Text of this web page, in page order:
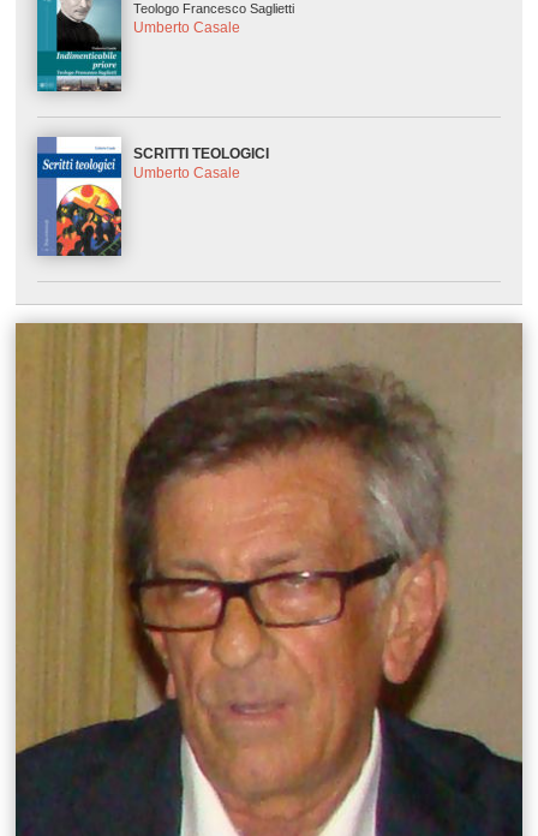
Teologo Francesco Saglietti
Umberto Casale
SCRITTI TEOLOGICI
Umberto Casale